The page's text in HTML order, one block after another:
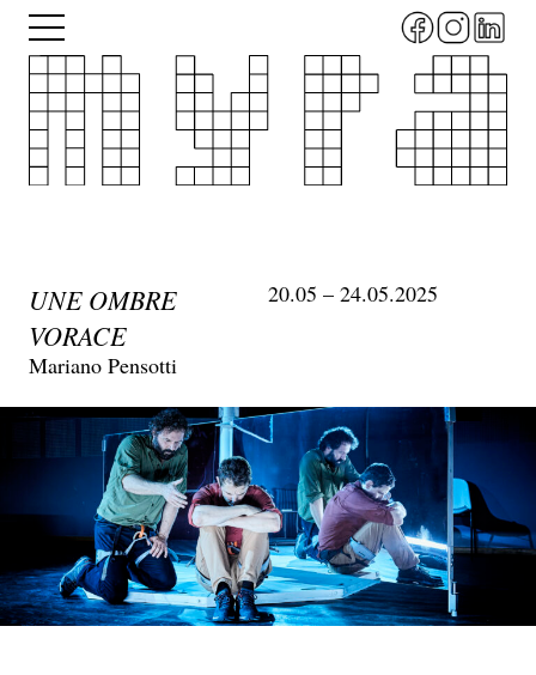
Aller
contenu
principal
Menu
UNE OMBRE
VORACE
Mariano Pensotti
20.05 – 24.05.2025